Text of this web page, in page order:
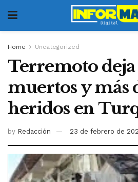
Home Uncategorized
Terremoto
muertos y más
heridos en
by Redacción 23 de febrero de